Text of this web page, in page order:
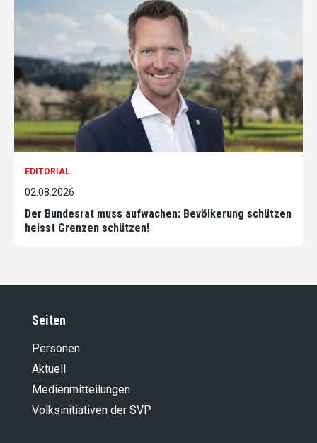
EDITORIAL
02.08.2026
Der Bundesrat muss aufwachen: Bevölkerung schützen
heisst Grenzen schützen!
Seiten
Personen
Aktuell
Medienmitteilungen
Volksinitiativen der SVP